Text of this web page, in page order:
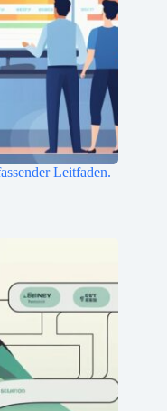
Leitfaden.